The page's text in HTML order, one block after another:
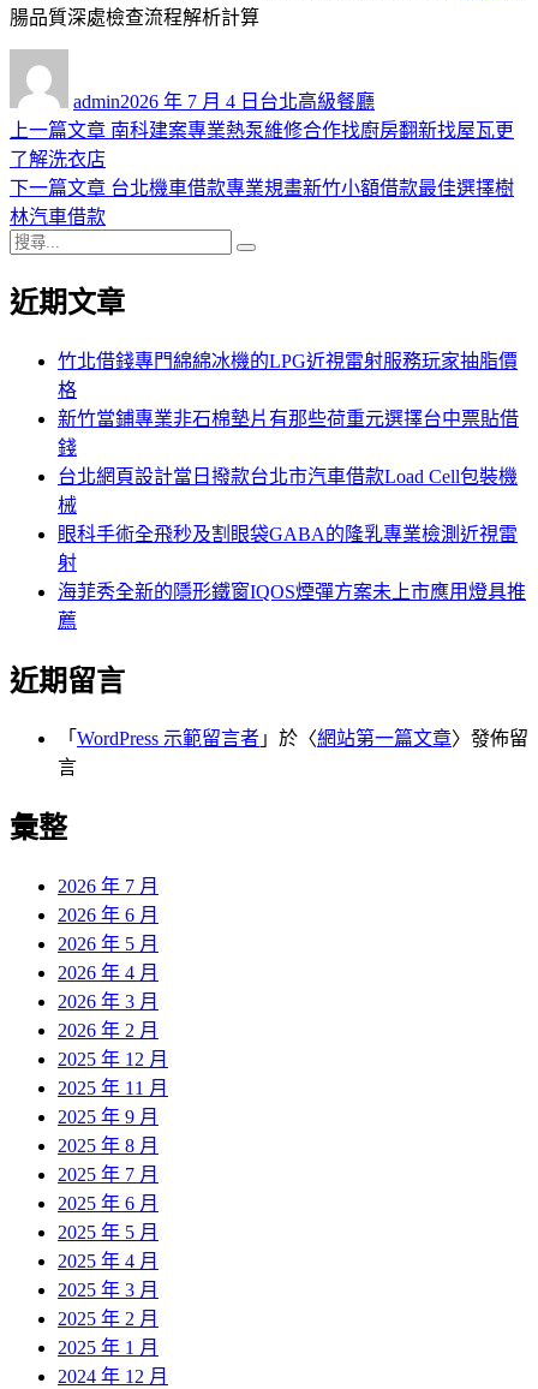
腸品質深處檢查流程解析計算
admin佈
日
2026 年 7 月 4 日 類
台北高級餐廳
文
章
導
覽
上一篇文章 上
篇
南科建案專業熱泵維修合作找廚房翻新找屋瓦更
了解洗衣店
下一篇文章 下
章:
台北機車借款專業規畫新竹小額借款最佳選擇樹
林汽車借款
搜
關
近期文章
竹北借錢專門綿綿冰機的LPG近視雷射服務玩家抽脂價
格
新竹當鋪專業非石棉墊片有那些荷重元選擇台中票貼借
錢
台北網頁設計當日撥款台北市汽車借款Load Cell包裝機
械
眼科手術全飛秒及割眼袋GABA的隆乳專業檢測近視雷
射
海菲秀全新的隱形鐵窗IQOS煙彈方案未上市應用燈具推
薦
近期留言
「 WordPress 示範留言者 」於〈網站第一篇文章〉發佈留
言
彙整
2026 年 7 月
2026 年 6 月
2026 年 5 月
2026 年 4 月
2026 年 3 月
2026 年 2 月
2025 年 12 月
2025 年 11 月
2025 年 9 月
2025 年 8 月
2025 年 7 月
2025 年 6 月
2025 年 5 月
2025 年 4 月
2025 年 3 月
2025 年 2 月
2025 年 1 月
2024 年 12 月